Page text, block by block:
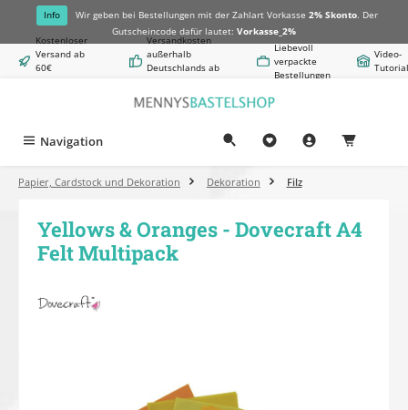
springen
Info Wir geben bei Bestellungen mit der Zahlart Vorkasse 2% Skonto. Der
Gutscheincode dafür lautet: Vorkasse_2%
Kostenloser
Versand ab
60€
Versandkosten
außerhalb
Deutschlands ab
Liebevoll
verpackte
Bestellungen
Video-
Navigation
Papier, Cardstock und Dekoration Dekoration Filz
Yellows & Oranges - Dovecraft A4
Felt Multipack